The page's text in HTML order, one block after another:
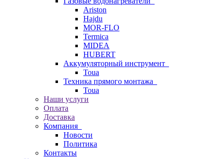
Ariston
Hajdu
MOR-FLO
Termica
MIDEA
HUBERT
Аккумуляторный инструмент
Toua
Техника прямого монтажа
Toua
Наши услуги
Оплата
Доставка
Компания
Новости
Политика
Контакты